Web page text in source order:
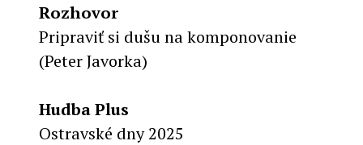
Rozhovor
Pripraviť si dušu na komponovanie
(Peter Javorka)
Hudba Plus
Ostravské dny 2025